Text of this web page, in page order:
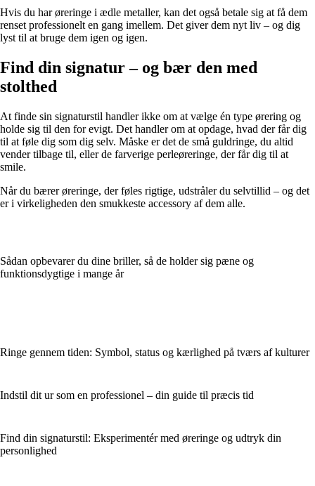
Hvis du har øreringe i ædle metaller, kan det også betale sig at få dem
renset professionelt en gang imellem. Det giver dem nyt liv – og dig
lyst til at bruge dem igen og igen.
Find din signatur – og bær den med
stolthed
At finde sin signaturstil handler ikke om at vælge én type ørering og
holde sig til den for evigt. Det handler om at opdage, hvad der får dig
til at føle dig som dig selv. Måske er det de små guldringe, du altid
vender tilbage til, eller de farverige perleøreringe, der får dig til at
smile.
Når du bærer øreringe, der føles rigtige, udstråler du selvtillid – og det
er i virkeligheden den smukkeste accessory af dem alle.
Sådan opbevarer du dine briller, så de holder sig pæne og
funktionsdygtige i mange år
Ringe gennem tiden: Symbol, status og kærlighed på tværs af kulturer
Indstil dit ur som en professionel – din guide til præcis tid
Find din signaturstil: Eksperimentér med øreringe og udtryk din
personlighed